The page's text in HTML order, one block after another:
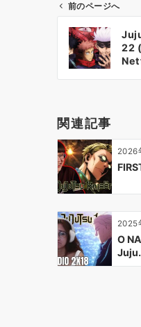
シ
ョ
ン
前のページへ
22
関連記事
2026
2025
O